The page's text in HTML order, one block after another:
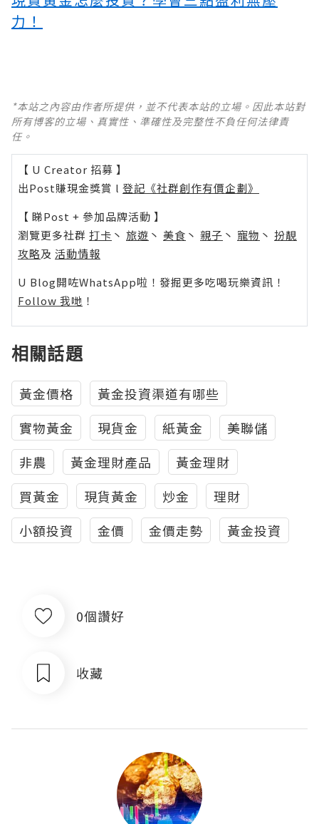
力！
*本站之內容由作者所提供，並不代表本站的立場。因此本站對
所有博客的立場、真實性、準確性及完整性不負任何法律責
任。
【 U Creator 招募 】
出Post賺現金獎賞 l 登記《社群創作有價企劃》
【 睇Post + 參加品牌活動 】
瀏覽更多社群 打卡 丶 旅遊 丶 美食 丶 親子 丶 寵物 丶 扮靚
攻略及 活動情報
U Blog開咗WhatsApp啦！發掘更多吃喝玩樂資訊！
Follow 我哋 ！
相關話題
黃金價格
黃金投資渠道有哪些
實物黃金
現貨金 紙黃金
美聯儲
非農
黃金理財產品
黃金理財
買黃金
現貨黃金 炒金
理財
小額投資
金價 金價走勢 黃金投資
0個讚好
收藏